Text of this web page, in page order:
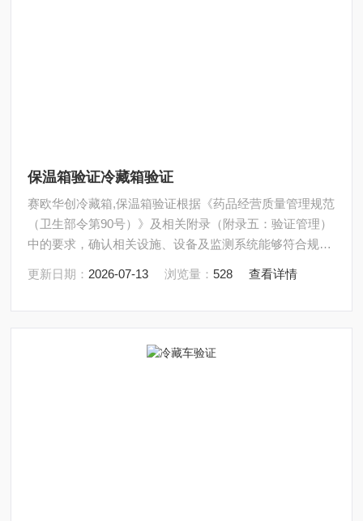
保温箱验证冷藏箱验证
赛欧华创冷藏箱,保温箱验证根据《药品经营质量管理规范
（卫生部令第90号）》及相关附录（附录五：验证管理）
中的要求，确认相关设施、设备及监测系统能够符合规定
确保药品在储存过程中的质量安全。
更新日期： 2026-07-13 浏览量：528 查看详情